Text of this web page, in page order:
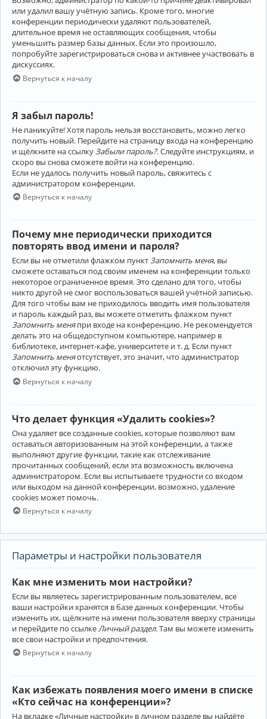
или удалил вашу учётную запись. Кроме того, многие
конференции периодически удаляют пользователей,
длительное время не оставляющих сообщения, чтобы
уменьшить размер базы данных. Если это произошло,
попробуйте зарегистрироваться снова и активнее участвовать в
дискуссиях.
Вернуться к началу
Я забыл пароль!
Не паникуйте! Хотя пароль нельзя восстановить, можно легко
получить новый. Перейдите на страницу входа на конференцию
и щёлкните на ссылку Забыли пароль?. Следуйте инструкциям, и
скоро вы снова сможете войти на конференцию.
Если не удалось получить новый пароль, свяжитесь с
администратором конференции.
Вернуться к началу
Почему мне периодически приходится
повторять ввод имени и пароля?
Если вы не отметили флажком пунктЗапомнить меня, вы
сможете оставаться под своим именем на конференции только
некоторое ограниченное время. Это сделано для того, чтобы
никто другой не смог воспользоваться вашей учётной записью.
Для того чтобы вам не приходилось вводить имя пользователя
и пароль каждый раз, вы можете отметить флажком пункт
Запомнить меняпри входе на конференцию. Не рекомендуется
делать это на общедоступном компьютере, например в
библиотеке, интернет-кафе, университете и т. д. Если пункт
Запомнить меняотсутствует, это значит, что администратор
отключил эту функцию.
Вернуться к началу
Что делает функция «Удалить cookies»?
Она удаляет все созданные cookies, которые позволяют вам
оставаться авторизованным на этой конференции, а также
выполняют другие функции, такие как отслеживание
прочитанных сообщений, если эта возможность включена
администратором. Если вы испытываете трудности со входом
или выходом на данной конференции, возможно, удаление
cookies может помочь.
Вернуться к началу
Параметры и настройки пользователя
Как мне изменить мои настройки?
Если вы являетесь зарегистрированным пользователем, все
ваши настройки хранятся в базе данных конференции. Чтобы
изменить их, щёлкните на имени пользователя вверху страницы
и перейдите по ссылке Личный раздел. Там вы можете изменить
все свои настройки и предпочтения.
Вернуться к началу
Как избежать появления моего имени в списке
«Кто сейчас на конференции»?
На вкладке «Личные настройки» в личном разделе вы найдёте